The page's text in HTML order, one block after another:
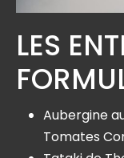
LES
Aubergine
Tomates